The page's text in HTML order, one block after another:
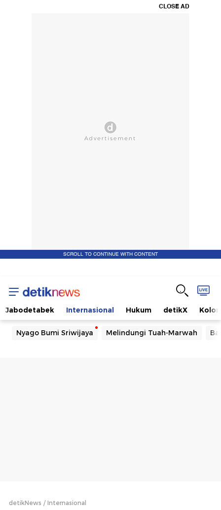
CLOSE AD
SCROLL TO CONTINUE WITH CONTENT
Jabodetabek Internasional Hukum detikX
Nyago Bumi Sriwijaya Melindungi Tuah-Marwah
detikNews Internasional